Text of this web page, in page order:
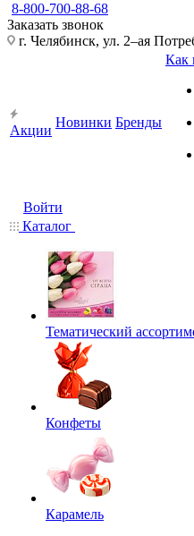
8-800-700-88-68
Заказать звонок
г. Челябинск, ул. 2–ая
Акции
Новинки Бренды
Как
Войти
Каталог
Тематический
Конфеты
Карамель